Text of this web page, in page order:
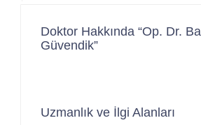
Doktor Hakkında “Op. Dr.
Güvendik”
Uzmanlık ve İlgi Alanları